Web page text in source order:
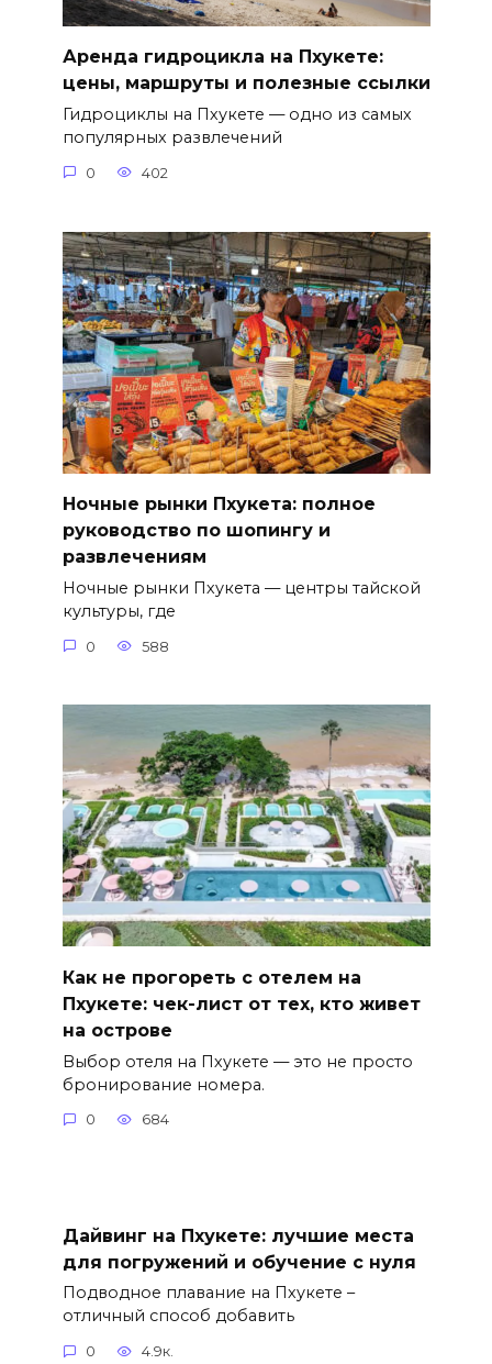
Аренда гидроцикла на Пхукете:
цены, маршруты и полезные ссылки
Гидроциклы на Пхукете — одно из самых
популярных развлечений
0 402
Ночные рынки Пхукета: полное
руководство по шопингу и
развлечениям
Ночные рынки Пхукета — центры тайской
культуры, где
0 588
Как не прогореть с отелем на
Пхукете: чек-лист от тех, кто живет
на острове
Выбор отеля на Пхукете — это не просто
бронирование номера.
0 684
Дайвинг на Пхукете: лучшие места
для погружений и обучение с нуля
Подводное плавание на Пхукете –
отличный способ добавить
0 4.9к.